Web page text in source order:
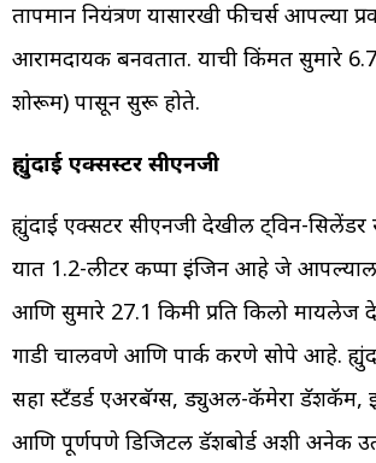
तापमान नियंत्रण यासारखी फीचर्स आपल्या
आरामदायक बनवतात. याची किंमत सुमारे
शोरूम) पासून सुरू होते.
ह्युंदाई एक्सस्टर सीएनजी
ह्युंदाई एक्सटर सीएनजी देखील ट्विन-
यात 1.2-लीटर कप्पा इंजिन आहे जे आपल्याला
आणि सुमारे 27.1 किमी प्रति किलो मायलेज
गाडी चालवणे आणि पार्क करणे सोपे आहे.
सहा स्टँडर्ड एअरबॅग्स, ड्युअल-कॅमेरा डॅशकॅम,
आणि पूर्णपणे डिजिटल डॅशबोर्ड अशी अनेक